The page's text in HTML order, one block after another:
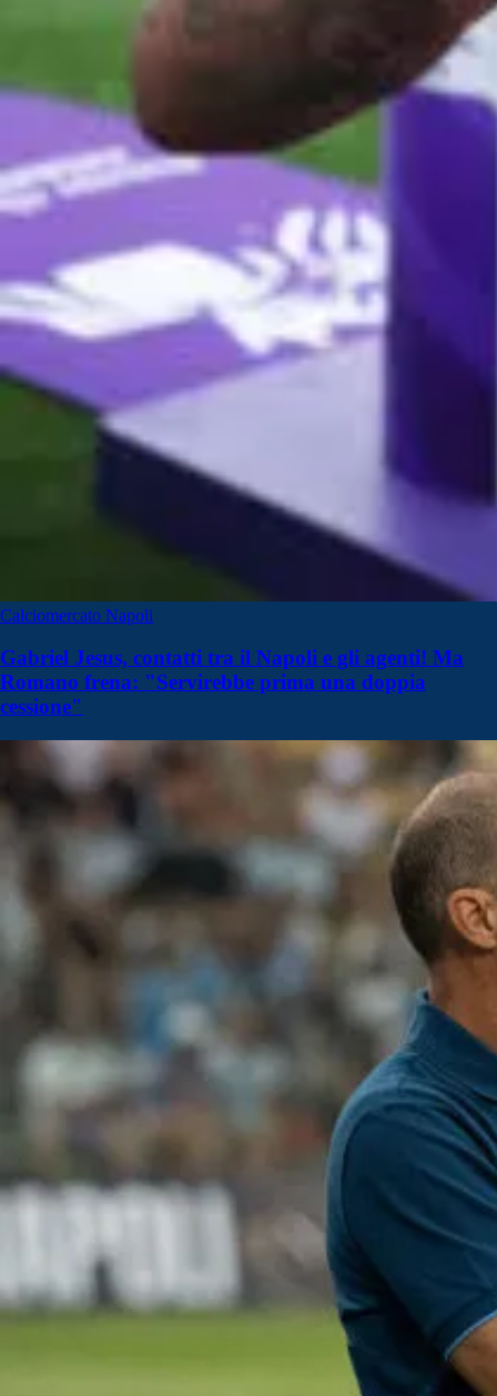
Calciomercato Napoli
Gabriel Jesus, contatti tra il Napoli e gli agenti! Ma
Romano frena: "Servirebbe prima una doppia
cessione"